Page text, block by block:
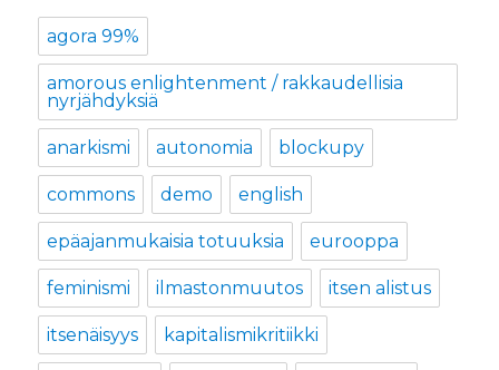
agora 99%
amorous enlightenment / rakkaudellisia
nyrjähdyksiä
anarkismi autonomia blockupy
commons demo english
epäajanmukaisia totuuksia eurooppa
feminismi ilmastonmuutos itsen alistus
itsenäisyys kapitalismikritiikki